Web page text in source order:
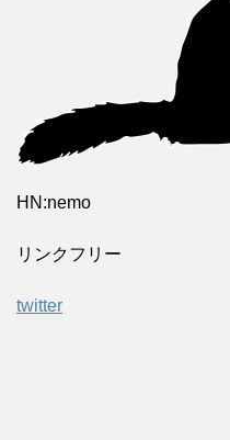
HN:nemo
リンクフリー
twitter